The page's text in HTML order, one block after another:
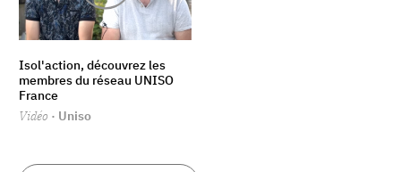
Isol'action, découvrez les
membres du réseau UNISO
France
Vidéo · Uniso